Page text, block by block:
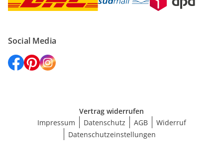
Social Media
Vertrag widerrufen
Impressum
Datenschutz AGB
Widerruf
Datenschutzeinstellungen